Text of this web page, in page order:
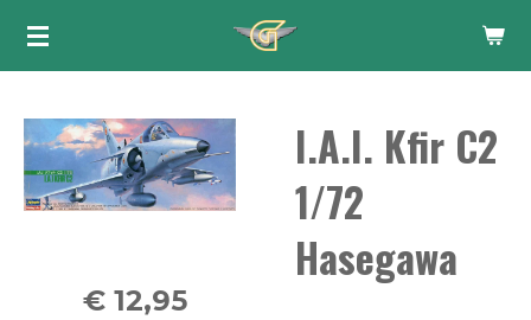
Ga
de
hoofdinhoud
I.A.I. Kfir C2
1/72
Hasegawa
€ 12,95